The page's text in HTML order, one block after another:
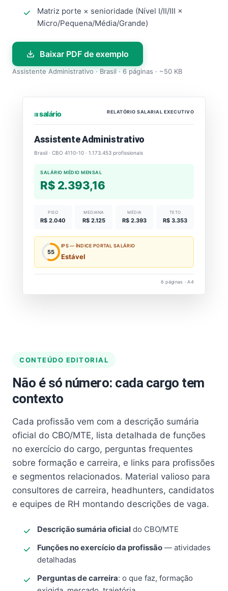
Matriz porte × senioridade (Nível I/II/III ×
Micro/Pequena/Média/Grande)
Baixar PDF de exemplo
Assistente Administrativo · Brasil · 6 páginas · ~50 KB
⏐⏐⏐ salário RELATÓRIO SALARIAL EXECUTIVO
Assistente Administrativo
Brasil · CBO 4110-10 · 1.173.453 profissionais
SALÁRIO MÉDIO MENSAL
R$ 2.393,16
PISO
R$ 2.040
MEDIANA
R$ 2.125
MÉDIA
R$ 2.393
TETO
R$ 3.353
55
IPS — ÍNDICE PORTAL SALÁRIO
Estável
6 páginas · A4
CONTEÚDO EDITORIAL
Não é só número: cada cargo tem
contexto
Cada profissão vem com a descrição sumária
oficial do CBO/MTE, lista detalhada de funções
no exercício do cargo, perguntas frequentes
sobre formação e carreira, e links para profissões
e segmentos relacionados. Material valioso para
consultores de carreira, headhunters, candidatos
e equipes de RH montando descrições de vaga.
Descrição sumária oficial do CBO/MTE
Funções no exercício da profissão — atividades
detalhadas
Perguntas de carreira: o que faz, formação